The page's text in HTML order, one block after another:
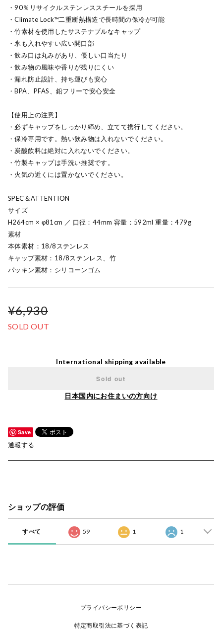
・90％リサイクルステンレススチールを採用
・Climate Lock™二重断熱構造で長時間の保冷が可能
・竹素材を使用したサステナブルなキャップ
・氷も入れやすい広い開口部
・飲み口は丸みがあり、優しい口当たり
・飲み物の風味や香りが残りにくい
・漏れ防止設計、持ち運びも安心
・BPA、PFAS、鉛フリーで安心安全
【使用上の注意】
・必ずキャップをしっかり締め、立てて携行してください。
・保冷専用です。熱い飲み物は入れないでください。
・炭酸飲料は絶対に入れないでください。
・竹製キャップは手洗い推奨です。
・火気の近くには置かないでください。
SPEC＆ATTENTION
サイズ
H264cm × φ81cm ／ 口径：44mm 容量：592ml 重量：479g
素材
本体素材：18/8ステンレス
キャップ素材：18/8ステンレス、竹
パッキン素材：シリコーンゴム
¥6,930
SOLD OUT
International shipping available
Sold out
日本国内にお住まいの方向け
Save
通報する
ショップの評価
すべて 59 1 1
プライバシーポリシー
特定商取引法に基づく表記